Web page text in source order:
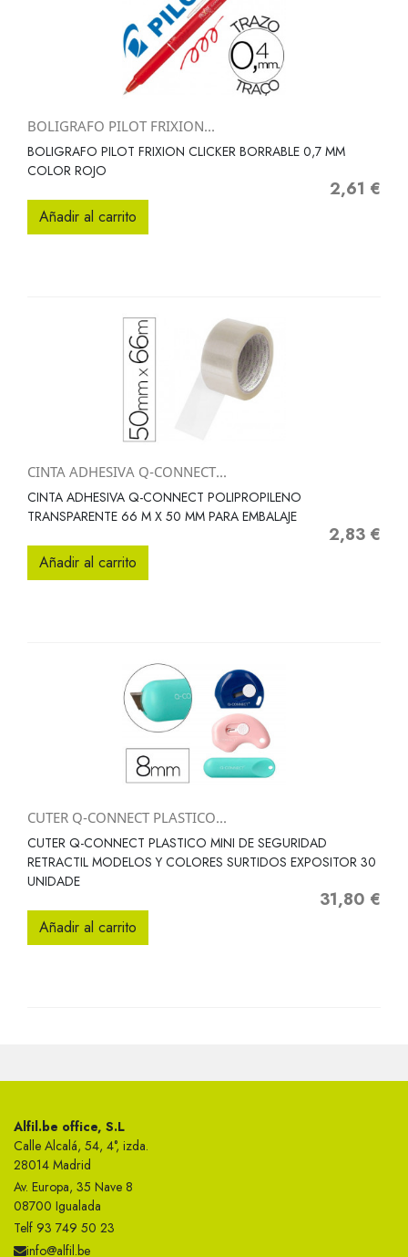
BOLIGRAFO PILOT FRIXION...
BOLIGRAFO PILOT FRIXION CLICKER BORRABLE 0,7 MM
COLOR ROJO
Precio
2,61 €
Añadir al carrito
CINTA ADHESIVA Q-CONNECT...
CINTA ADHESIVA Q-CONNECT POLIPROPILENO
TRANSPARENTE 66 M X 50 MM PARA EMBALAJE
Precio
2,83 €
Añadir al carrito
CUTER Q-CONNECT PLASTICO...
CUTER Q-CONNECT PLASTICO MINI DE SEGURIDAD
RETRACTIL MODELOS Y COLORES SURTIDOS EXPOSITOR 30
UNIDADE
Precio
31,80 €
Añadir al carrito
Alfil.be office, S.L
Calle Alcalá, 54, 4°, izda.
28014 Madrid
Av. Europa, 35 Nave 8
08700 Igualada
Telf 93 749 50 23
info@alfil.be